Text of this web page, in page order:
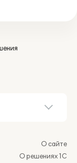
О сайте
О решениях 1С